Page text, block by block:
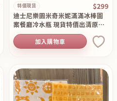
特價現貨 $299
迪士尼樂園米奇米妮滿滿冰棒圖
案餐廳冷水瓶 現貨特價出清原價5
90
加入購物車